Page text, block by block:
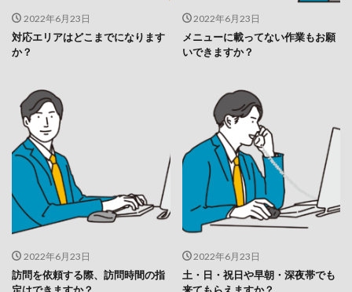
2022年6月23日
対応エリアはどこまでになります
か？
2022年6月23日
メニューに載ってない作業もお願
いできますか？
2022年6月23日
訪問を依頼する際、訪問時間の指
定はできますか？
2022年6月23日
土・日・祝日や早朝・深夜帯でも
来てもらえますか？